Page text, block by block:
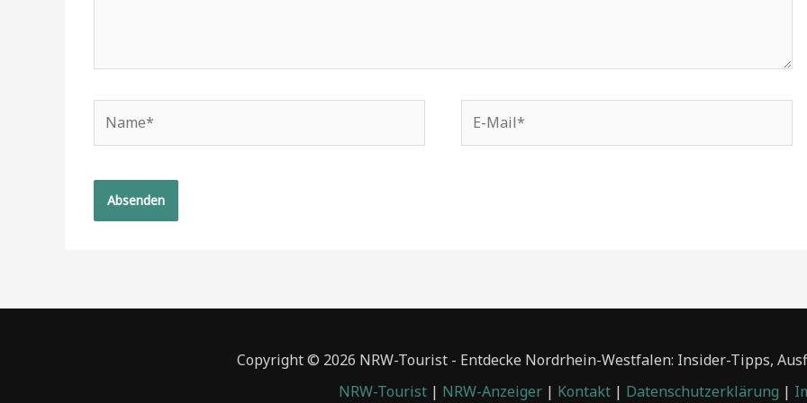
Mail*
Copyright © 2026 NRW-Tourist - Entdecke Nordrhein-Westfalen: Insider-Tipps,
NRW-Tourist | NRW-Anzeiger | Kontakt | Datenschutzerklärung |